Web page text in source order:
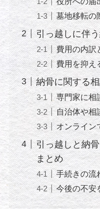
墓地移転の
引っ越しに伴
費用の内訳
費用を抑え
納骨に関する
専門家に相
自治体や相
オンライン
引っ越しと納
まとめ
手続きの流
今後の不安